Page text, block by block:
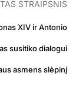
STRAIPSNIS
XIV ir Antonio
susitiko dialogui
asmens slėpinį